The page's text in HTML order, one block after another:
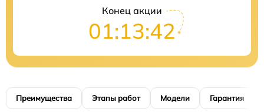
Конец акции
01:13:41
Преимущества Этапы работ Модели Гарантия